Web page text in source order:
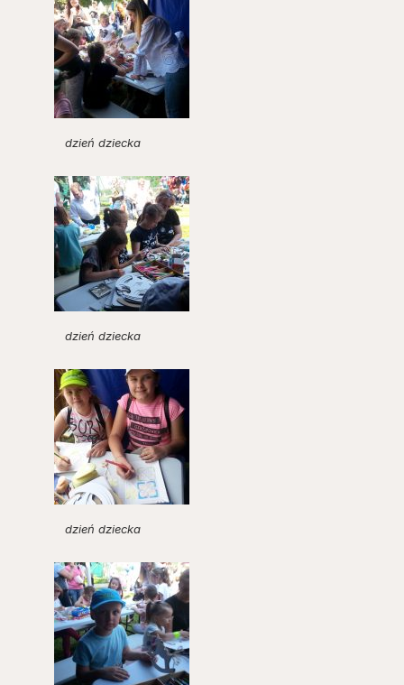
dzień dziecka
dzień dziecka
dzień dziecka